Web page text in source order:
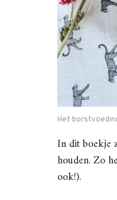
Het
In dit boekje
houden. Zo
ook!).